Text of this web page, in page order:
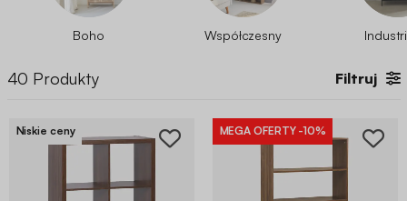
Boho Współczesny
40 Produkty Filtruj
Niskie ceny MEGA OFERTY -10%